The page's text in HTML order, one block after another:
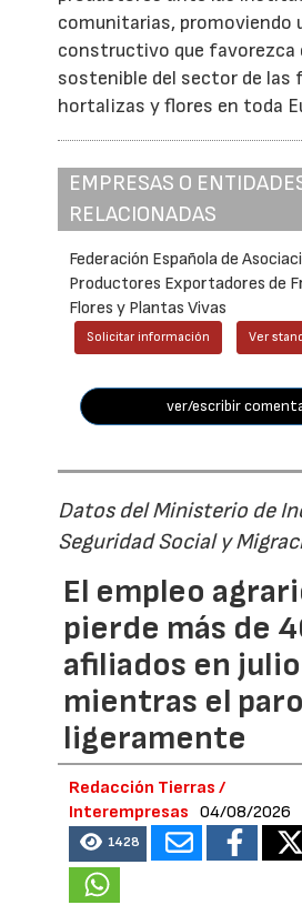
comunitarias, promoviendo
constructivo que favorezca
sostenible del sector de las
hortalizas y flores en toda
EMPRESAS O
RELACIONADAS
Federación Española de
Productores Exportadores de
Flores y Plantas Vivas
Solicitar información Ver
ver/escribir
Datos del Ministerio de
Seguridad Social y
El empleo
pierde más de
afiliados en julio
mientras el
ligeramente
Redacción Tierras /
Interempresas
04/08/2026
1428